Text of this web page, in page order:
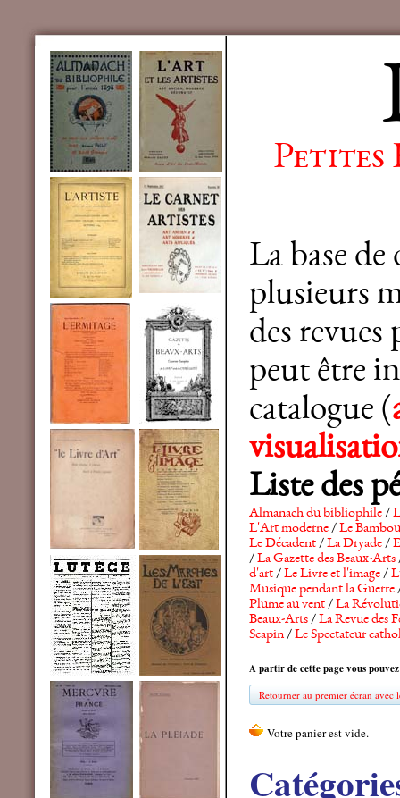
Petites
La base
plusieurs
des revues
peut être
catalogue (
Liste des
Almanach du bibliophile/
L'Art moderne/Le Bambou
Le Décadent/La Dryade/
/La Gazette des Beaux-Arts
d'art/Le Livre et l'image/
Musique pendant la Guerre
Plume au vent/La
Beaux-Arts/La Revue des
Scapin/Le Spectateur
A partir de cette page vous
Retourner au premier écran avec